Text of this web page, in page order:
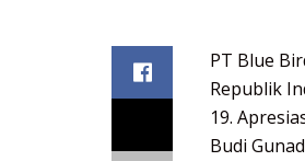
PT Blue
Republik
19.
Budi